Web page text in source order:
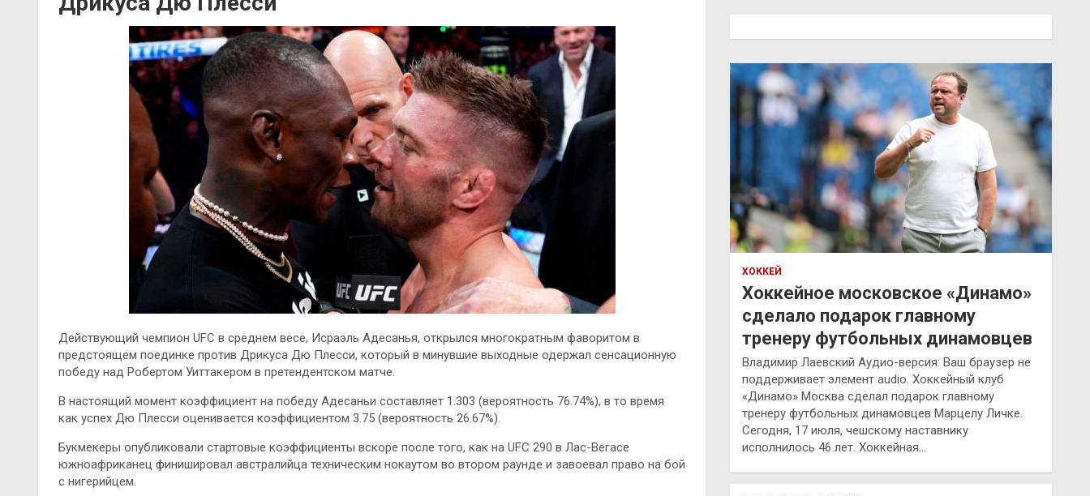
Действующий чемпион UFC в среднем весе, Исраэль Адесанья, открылся многократным фаворитом в
предстоящем поединке против Дрикуса Дю Плесси, который в минувшие выходные одержал сенсационную
победу над Робертом Уиттакером в претендентском матче.
В настоящий момент коэффициент на победу Адесаньи составляет 1.303 (вероятность 76.74%), в то время
как успех Дю Плесси оценивается коэффициентом 3.75 (вероятность 26.67%).
Букмекеры опубликовали стартовые коэффициенты вскоре после того, как на UFC 290 в Лас-Вегасе
южноафриканец финишировал австралийца техническим нокаутом во втором раунде и завоевал право на бой
с нигерийцем.
ХОККЕЙ
Хоккейное московское «Динамо»
сделало подарок главному
тренеру футбольных динамовцев
Владимир Лаевский Аудио-версия: Ваш браузер не
поддерживает элемент audio. Хоккейный клуб
«Динамо» Москва сделал подарок главному
тренеру футбольных динамовцев Марцелу Личке.
Сегодня, 17 июля, чешскому наставнику
исполнилось 46 лет. Хоккейная…